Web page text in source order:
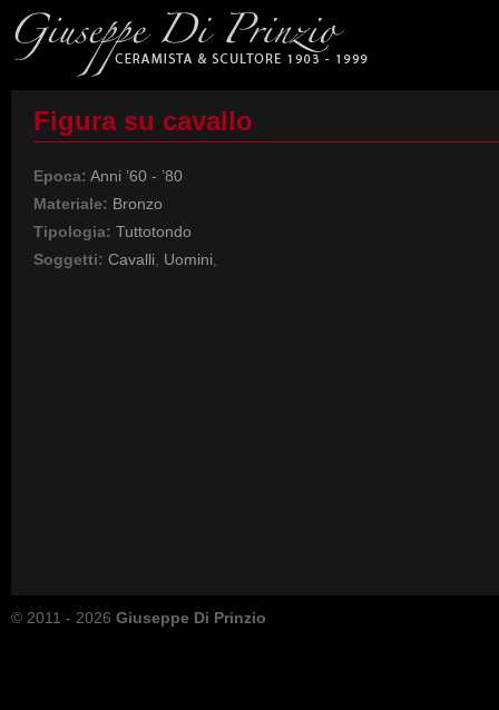
Figura su cavallo
Epoca: Anni ’60 - ’80
Materiale: Bronzo
Tipologia: Tuttotondo
Soggetti: Cavalli Uomini
© 2011 - 2026 Giuseppe Di Prinzio